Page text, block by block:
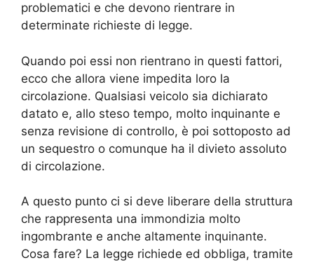
problematici e che devono rientrare in
determinate richieste di legge.
Quando poi essi non rientrano in questi fattori,
ecco che allora viene impedita loro la
circolazione. Qualsiasi veicolo sia dichiarato
datato e, allo steso tempo, molto inquinante e
senza revisione di controllo, è poi sottoposto ad
un sequestro o comunque ha il divieto assoluto
di circolazione.
A questo punto ci si deve liberare della struttura
che rappresenta una immondizia molto
ingombrante e anche altamente inquinante.
Cosa fare? La legge richiede ed obbliga, tramite